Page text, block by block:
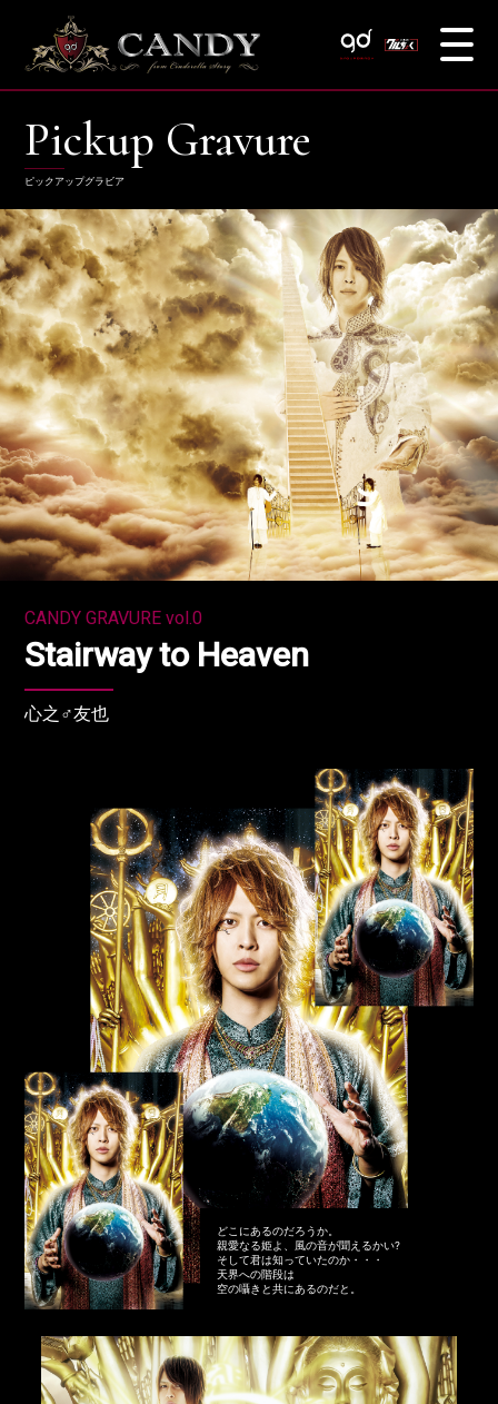
Pickup Gravure
ピックアップグラビア
CANDY GRAVURE vol.0
Stairway to Heaven
心之♂友也
どこにあるのだろうか。
親愛なる姫よ、風の音が聞えるかい?
そして君は知っていたのか・・・
天界への階段は
空の囁きと共にあるのだと。